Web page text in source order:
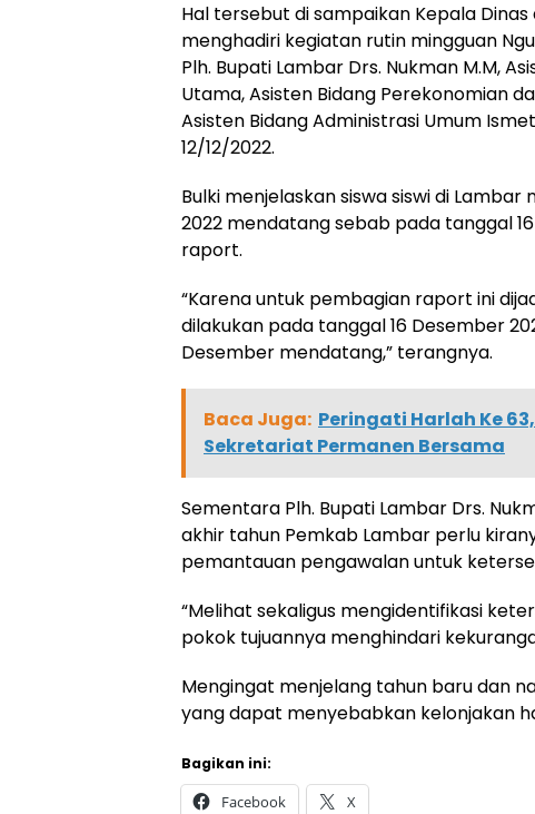
Hal tersebut di sampaikan Kepala
menghadiri kegiatan rutin mingguan
Plh. Bupati Lambar Drs. Nukman M.M,
Utama, Asisten Bidang Perekonomian
Asisten Bidang Administrasi Umum
12/12/2022.
Bulki menjelaskan siswa siswi di
2022 mendatang sebab pada tanggal
raport.
“Karena untuk pembagian raport ini
dilakukan pada tanggal 16 Desember
Desember mendatang,” terangnya.
Baca Juga: Peringati Harlah Ke
Sekretariat Permanen Bersama
Sementara Plh. Bupati Lambar Drs.
akhir tahun Pemkab Lambar perlu
pemantauan pengawalan untuk
“Melihat sekaligus mengidentifikasi
pokok tujuannya menghindari
Mengingat menjelang tahun baru dan
yang dapat menyebabkan kelonjakan
Bagikan ini:
Facebook X